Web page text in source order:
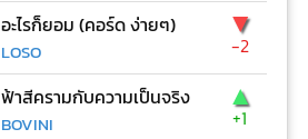
อะไรก็ยอม (คอร์ด ง่ายๆ)
LOSO
▼
-2
ฟ้าสีครามกับความเป็นจริง
BOVINI
▲
+1